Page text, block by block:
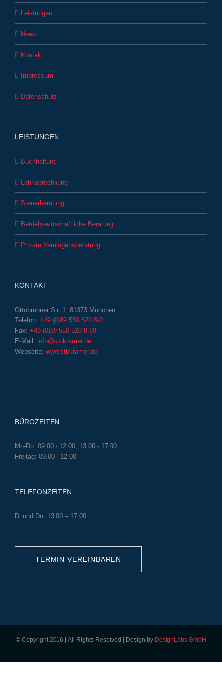
Leistungen
News
Kontakt
Impressum
Datenschutz
LEISTUNGEN
Buchhaltung
Lohnabrechnung
Steuerberatung
Betriebswirtschaftliche Beratung
Private Vermögensberatung
KONTAKT
Ottobrunner Str. 1, 81373 München
Telefon: +49 (0)89 550 520 8-0
Fax: +49 (0)89 550 520 8-69
E-Mail: info@stbkramer.de
Webseite: www.stbkramer.de
BÜROZEITEN
Mo-Do: 09.00 - 12.00, 13.00 - 17.00
Freitag: 09.00 - 12.00
TELEFONZEITEN
Di und Do: 13.00 – 17.00
TERMIN VEREINBAREN
© Copyright 2016 | All Rights Reserved | Design by DesignLabs GmbH